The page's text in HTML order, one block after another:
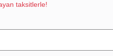
taksitlerle!